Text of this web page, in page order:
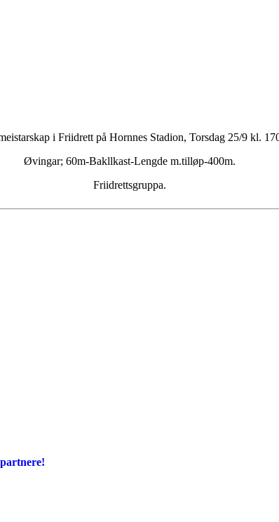
i Friidrett på Hornnes Stadion, Torsdag 25/9 kl.
Øvingar; 60m-Bakllkast-Lengde m.tilløp-400m.
Friidrettsgruppa.